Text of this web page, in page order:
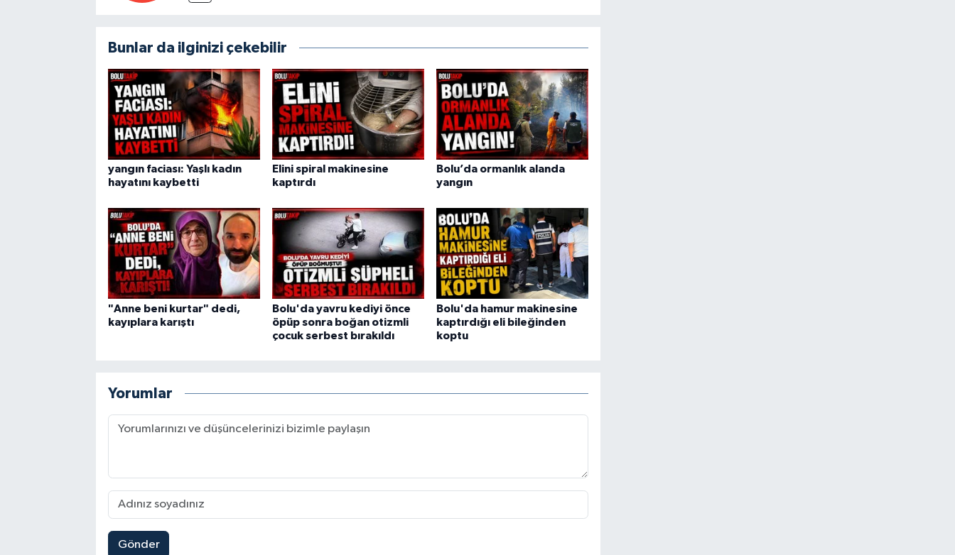
Bunlar da ilginizi çekebilir
yangın faciası: Yaşlı kadın
hayatını kaybetti
Elini spiral makinesine
kaptırdı
Bolu’da ormanlık alanda
yangın
"Anne beni kurtar" dedi,
kayıplara karıştı
Bolu'da yavru kediyi önce
öpüp sonra boğan otizmli
çocuk serbest bırakıldı
Bolu'da hamur makinesine
kaptırdığı eli bileğinden
koptu
Yorumlar
Gönder